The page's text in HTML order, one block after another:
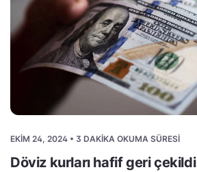
EKIM 24, 2024 • 3 DAKIKA OKUMA SÜRESI
Döviz kurları hafif geri çekildi